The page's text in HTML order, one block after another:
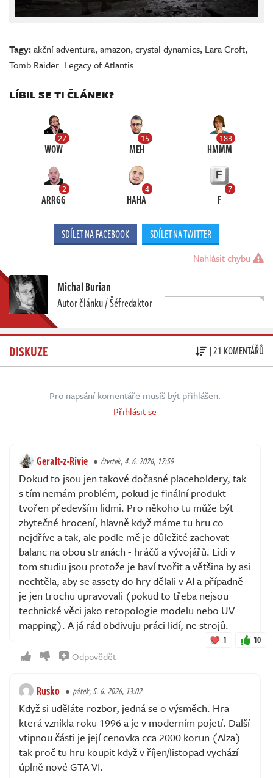
Tagy:akční adventura,amazon,crystal dynamics, Lara Croft,
Tomb Raider: Legacy of Atlantis
LÍBIL SE TI ČLÁNEK?
27
WOW
15
MEH
183
HMMM
2
ARRGG
4
HAHA
7
F
SDÍLET NA FACEBOOK SDÍLET NA TWITTER
Nahlásit chybu
Michal Burian
Autor článku / Šéfredaktor
DISKUZE | 21 KOMENTÁŘŮ
Pro napsání komentáře musíš být přihlášen.
Přihlásit se
Geralt-z-Rivie čtvrtek, 4. 6. 2026, 17:59
Dokud to jsou jen takové dočasné placeholdery, tak
s tím nemám problém, pokud je finální produkt
tvořen především lidmi. Pro někoho tu může být
zbytečné hrocení, hlavně když máme tu hru co
nejdříve a tak, ale podle mě je důležité zachovat
balanc na obou stranách - hráčů a vývojářů. Lidi v
tom studiu jsou protože je baví tvořit a většina by asi
nechtěla, aby se assety do hry dělali v AI a případně
je jen trochu upravovali (pokud to třeba nejsou
technické věci jako retopologie modelu nebo UV
mapping). A já rád obdivuju práci lidí, ne strojů.
1 10
Odpovědět
Rusko pátek, 5. 6. 2026, 13:02
Když si uděláte rozbor, jedná se o výsměch. Hra
která vznikla roku 1996 a je v moderním pojetí. Další
vtipnou části je její cenovka cca 2000 korun (Alza)
tak proč tu hru koupit když v říjen/listopad vychází
úplně nové GTA VI.